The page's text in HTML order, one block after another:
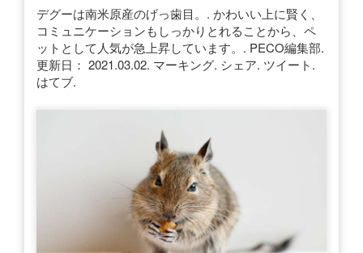
デグーは南米原産のげっ歯目。. かわいい上に賢く、
コミュニケーションもしっかりとれることから、ペ
ットとして人気が急上昇しています。. PECO編集部.
更新日： 2021.03.02. マーキング. シェア. ツイート.
はてブ.